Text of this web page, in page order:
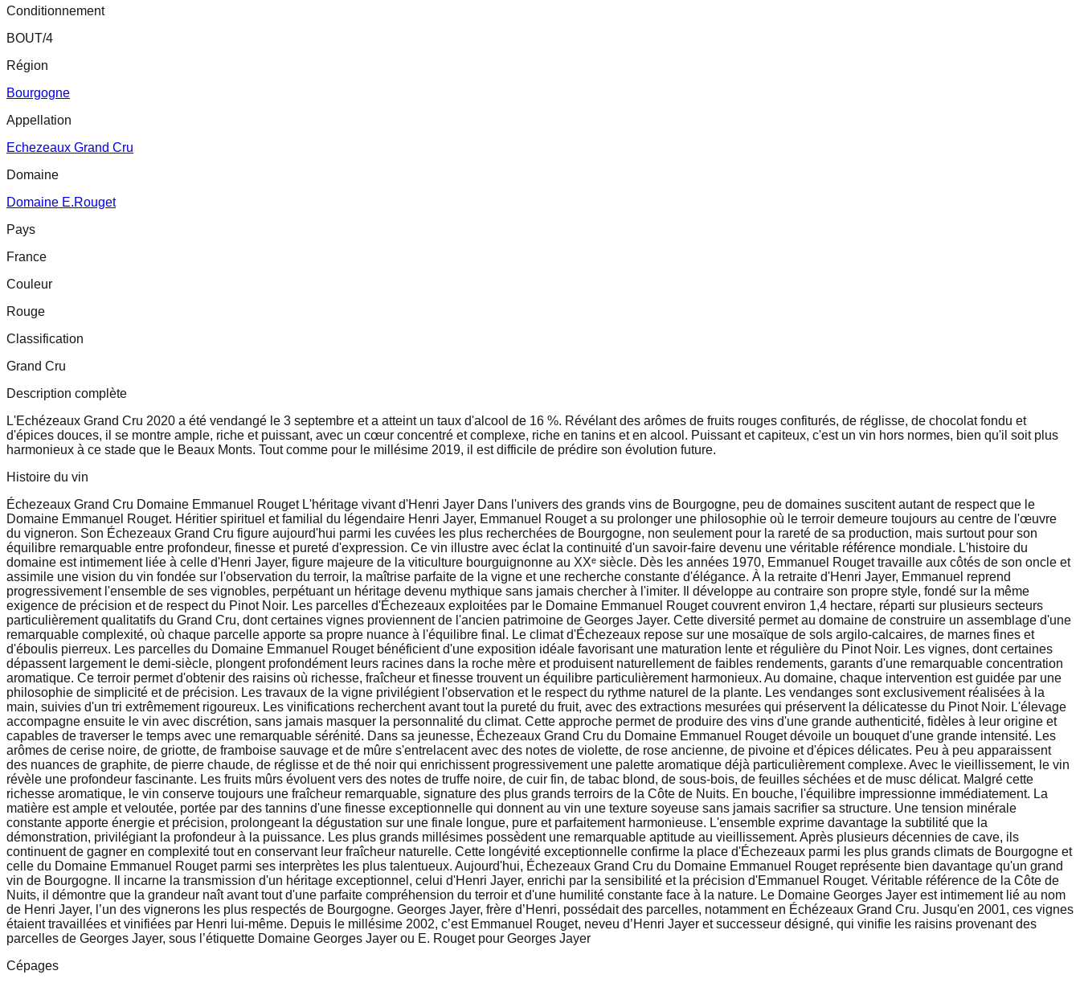
Conditionnement
BOUT/4
Région
Bourgogne
Appellation
Echezeaux Grand Cru
Domaine
Domaine E.Rouget
Pays
France
Couleur
Rouge
Classification
Grand Cru
Description complète
L'Echézeaux Grand Cru 2020 a été vendangé le 3 septembre et a atteint un taux d'alcool de 16 %. Révélant des arômes de fruits rouges confiturés, de réglisse, de chocolat fondu et
d'épices douces, il se montre ample, riche et puissant, avec un cœur concentré et complexe, riche en tanins et en alcool. Puissant et capiteux, c'est un vin hors normes, bien qu'il soit plus
harmonieux à ce stade que le Beaux Monts. Tout comme pour le millésime 2019, il est difficile de prédire son évolution future.
Histoire du vin
Échezeaux Grand Cru Domaine Emmanuel Rouget L'héritage vivant d'Henri Jayer Dans l'univers des grands vins de Bourgogne, peu de domaines suscitent autant de respect que le
Domaine Emmanuel Rouget. Héritier spirituel et familial du légendaire Henri Jayer, Emmanuel Rouget a su prolonger une philosophie où le terroir demeure toujours au centre de l'œuvre
du vigneron. Son Échezeaux Grand Cru figure aujourd'hui parmi les cuvées les plus recherchées de Bourgogne, non seulement pour la rareté de sa production, mais surtout pour son
équilibre remarquable entre profondeur, finesse et pureté d'expression. Ce vin illustre avec éclat la continuité d'un savoir-faire devenu une véritable référence mondiale. L'histoire du
domaine est intimement liée à celle d'Henri Jayer, figure majeure de la viticulture bourguignonne au XXᵉ siècle. Dès les années 1970, Emmanuel Rouget travaille aux côtés de son oncle et
assimile une vision du vin fondée sur l'observation du terroir, la maîtrise parfaite de la vigne et une recherche constante d'élégance. À la retraite d'Henri Jayer, Emmanuel reprend
progressivement l'ensemble de ses vignobles, perpétuant un héritage devenu mythique sans jamais chercher à l'imiter. Il développe au contraire son propre style, fondé sur la même
exigence de précision et de respect du Pinot Noir. Les parcelles d'Échezeaux exploitées par le Domaine Emmanuel Rouget couvrent environ 1,4 hectare, réparti sur plusieurs secteurs
particulièrement qualitatifs du Grand Cru, dont certaines vignes proviennent de l'ancien patrimoine de Georges Jayer. Cette diversité permet au domaine de construire un assemblage d'une
remarquable complexité, où chaque parcelle apporte sa propre nuance à l'équilibre final. Le climat d'Échezeaux repose sur une mosaïque de sols argilo-calcaires, de marnes fines et
d'éboulis pierreux. Les parcelles du Domaine Emmanuel Rouget bénéficient d'une exposition idéale favorisant une maturation lente et régulière du Pinot Noir. Les vignes, dont certaines
dépassent largement le demi-siècle, plongent profondément leurs racines dans la roche mère et produisent naturellement de faibles rendements, garants d'une remarquable concentration
aromatique. Ce terroir permet d'obtenir des raisins où richesse, fraîcheur et finesse trouvent un équilibre particulièrement harmonieux. Au domaine, chaque intervention est guidée par une
philosophie de simplicité et de précision. Les travaux de la vigne privilégient l'observation et le respect du rythme naturel de la plante. Les vendanges sont exclusivement réalisées à la
main, suivies d'un tri extrêmement rigoureux. Les vinifications recherchent avant tout la pureté du fruit, avec des extractions mesurées qui préservent la délicatesse du Pinot Noir. L'élevage
accompagne ensuite le vin avec discrétion, sans jamais masquer la personnalité du climat. Cette approche permet de produire des vins d'une grande authenticité, fidèles à leur origine et
capables de traverser le temps avec une remarquable sérénité. Dans sa jeunesse, Échezeaux Grand Cru du Domaine Emmanuel Rouget dévoile un bouquet d'une grande intensité. Les
arômes de cerise noire, de griotte, de framboise sauvage et de mûre s'entrelacent avec des notes de violette, de rose ancienne, de pivoine et d'épices délicates. Peu à peu apparaissent
des nuances de graphite, de pierre chaude, de réglisse et de thé noir qui enrichissent progressivement une palette aromatique déjà particulièrement complexe. Avec le vieillissement, le vin
révèle une profondeur fascinante. Les fruits mûrs évoluent vers des notes de truffe noire, de cuir fin, de tabac blond, de sous-bois, de feuilles séchées et de musc délicat. Malgré cette
richesse aromatique, le vin conserve toujours une fraîcheur remarquable, signature des plus grands terroirs de la Côte de Nuits. En bouche, l'équilibre impressionne immédiatement. La
matière est ample et veloutée, portée par des tannins d'une finesse exceptionnelle qui donnent au vin une texture soyeuse sans jamais sacrifier sa structure. Une tension minérale
constante apporte énergie et précision, prolongeant la dégustation sur une finale longue, pure et parfaitement harmonieuse. L'ensemble exprime davantage la subtilité que la
démonstration, privilégiant la profondeur à la puissance. Les plus grands millésimes possèdent une remarquable aptitude au vieillissement. Après plusieurs décennies de cave, ils
continuent de gagner en complexité tout en conservant leur fraîcheur naturelle. Cette longévité exceptionnelle confirme la place d'Échezeaux parmi les plus grands climats de Bourgogne et
celle du Domaine Emmanuel Rouget parmi ses interprètes les plus talentueux. Aujourd'hui, Échezeaux Grand Cru du Domaine Emmanuel Rouget représente bien davantage qu'un grand
vin de Bourgogne. Il incarne la transmission d'un héritage exceptionnel, celui d'Henri Jayer, enrichi par la sensibilité et la précision d'Emmanuel Rouget. Véritable référence de la Côte de
Nuits, il démontre que la grandeur naît avant tout d'une parfaite compréhension du terroir et d'une humilité constante face à la nature. Le Domaine Georges Jayer est intimement lié au nom
de Henri Jayer, l’un des vignerons les plus respectés de Bourgogne. Georges Jayer, frère d’Henri, possédait des parcelles, notamment en Échézeaux Grand Cru. Jusqu'en 2001, ces vignes
étaient travaillées et vinifiées par Henri lui-même. Depuis le millésime 2002, c’est Emmanuel Rouget, neveu d’Henri Jayer et successeur désigné, qui vinifie les raisins provenant des
parcelles de Georges Jayer, sous l’étiquette Domaine Georges Jayer ou E. Rouget pour Georges Jayer
Cépages